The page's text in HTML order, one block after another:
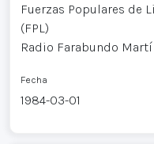
Fuerzas Populares de
(FPL)
Radio Farabundo Martí
Fecha
1984-03-01